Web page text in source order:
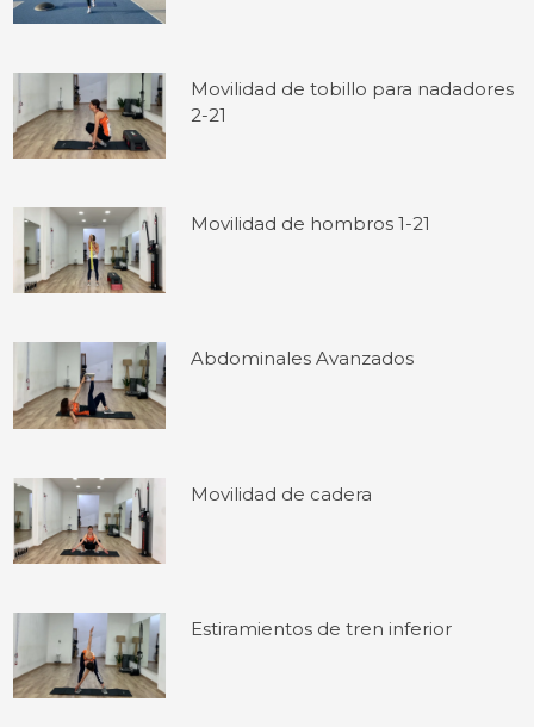
Movilidad de tobillo para nadadores
2-21
Movilidad de hombros 1-21
Abdominales Avanzados
Movilidad de cadera
Estiramientos de tren inferior